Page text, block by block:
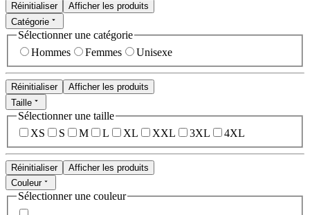
Réinitialiser
Afficher les produits
Catégorie
Sélectionner une catégorie
Hommes
Femmes Unisexe
Réinitialiser
Afficher les produits
Taille
Sélectionner une taille
XS
S M L XL XXL 3XL 4XL
Réinitialiser
Afficher les produits
Couleur
Sélectionner une couleur